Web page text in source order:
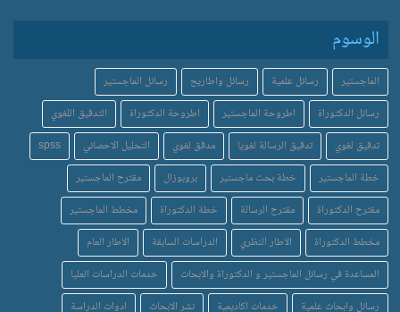
الوسوم
الماجستير رسائل علمية رسائل واطاريح
رسائل الماجستير
رسائل الدكتوراة
اطروحة الماجستير اطروحة الدكتوراة
التدقيق اللغوي
تدقيق لغوي
تدقيق الرسالة لغويا مدقق لغوي التحليل الاحصائي
spss
خطة الماجستير
خطة بحث ماجستير بروبوزال
مقترح الماجستير
مقترح الدكتوراة
مقترح الرسالة خطة الدكتوراة
مخطط الماجستير
مخطط الدكتوراة
الاطار النظري الدراسات السابقة
الاطار العام
المساعدة في رسائل الماجستير و الدكتوراة والابحاث
خدمات الدراسات العليا
رسائل وابحاث علمية
خدمات اكاديمية نشر الابحاث ادوات الدراسة